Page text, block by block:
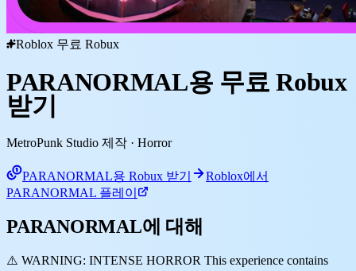
Roblox 무료 Robux
PARANORMAL용 무료 Robux
받기
MetroPunk Studio 제작 · Horror
PARANORMAL용 Robux 받기
Roblox에서
PARANORMAL 플레이
PARANORMAL에 대해
⚠️ WARNING: INTENSE HORROR This experience contains